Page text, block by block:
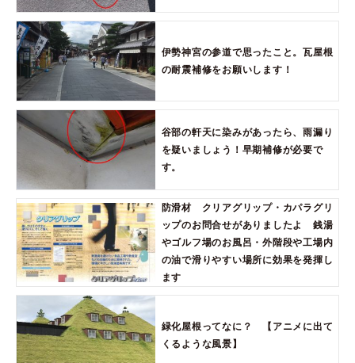
伊勢神宮の参道で思ったこと。瓦屋根
の耐震補修をお願いします！
谷部の軒天に染みがあったら、雨漏り
を疑いましょう！早期補修が必要で
す。
防滑材 クリアグリップ・カパラグリ
ップのお問合せがありましたよ 銭湯
やゴルフ場のお風呂・外階段や工場内
の油で滑りやすい場所に効果を発揮し
ます
緑化屋根ってなに？ 【アニメに出て
くるような風景】